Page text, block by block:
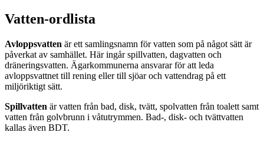
Vatten-ordlista
Avloppsvatten är ett samlingsnamn för vatten som på något sätt är
påverkat av samhället. Här ingår spillvatten, dagvatten och
dräneringsvatten. Ägarkommunerna ansvarar för att leda
avloppsvattnet till rening eller till sjöar och vattendrag på ett
miljöriktigt sätt.
Spillvatten är vatten från bad, disk, tvätt, spolvatten från toalett samt
vatten från golvbrunn i våtutrymmen. Bad-, disk- och tvättvatten
kallas även BDT.